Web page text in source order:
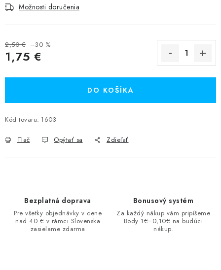
Možnosti doručenia
2,50 € –30 %
1,75 €
DO KOŠÍKA
Kód tovaru: 1603
Tlač Opýtať sa Zdieľať
Bezplatná doprava
Pre všetky objednávky v cene
nad 40 € v rámci Slovenska
zasielame zdarma
Bonusový systém
Za každý nákup vám pripíšeme
Body 1€=0,10€ na budúci
nákup.